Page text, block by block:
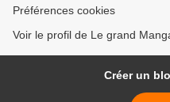
Préférences cookies
Voir le profil de Le grand
Créer un